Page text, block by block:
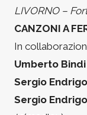
LIVORNO –
CANZONI A
In
Umberto Bindi
Sergio Endrigo
Sergio Endrigo